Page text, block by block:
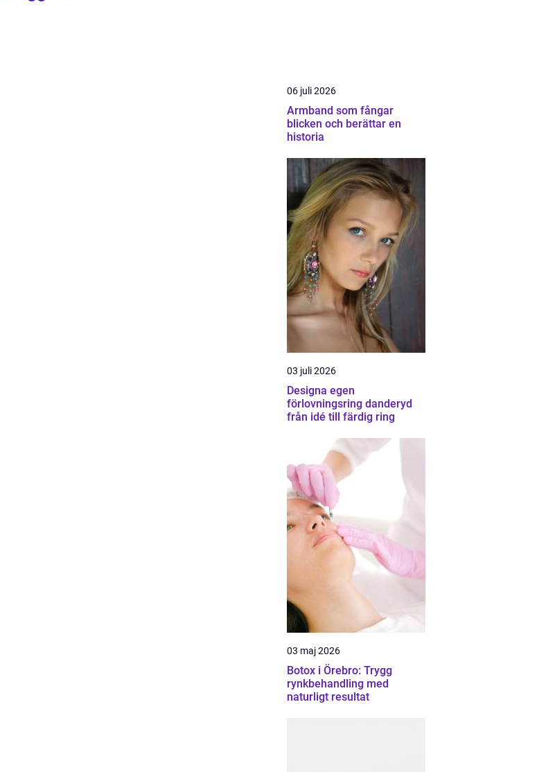
06 juli 2026
Armband som fångar
blicken och berättar en
historia
03 juli 2026
Designa egen
förlovningsring danderyd
från idé till färdig ring
03 maj 2026
Botox i Örebro: Trygg
rynkbehandling med
naturligt resultat